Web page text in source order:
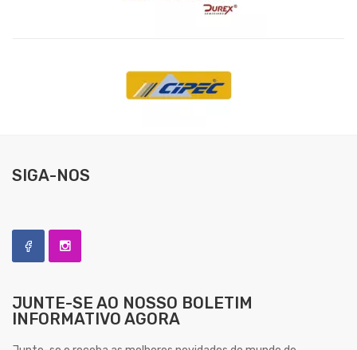
SIGA-NOS
JUNTE-SE AO NOSSO BOLETIM
INFORMATIVO AGORA